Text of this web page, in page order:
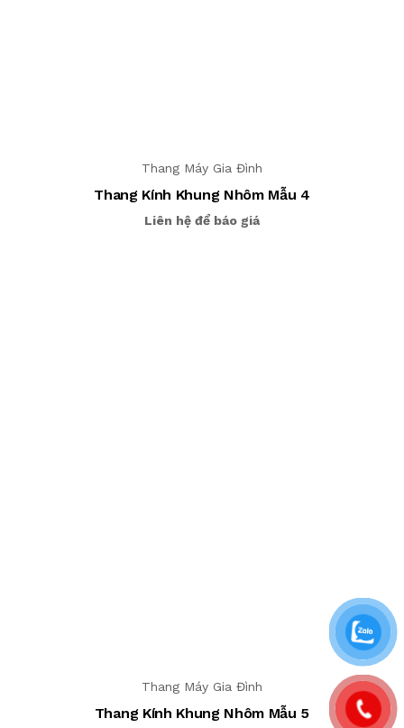
Thang Máy Gia Đình
Thang Kính Khung Nhôm Mẫu 4
Liên hệ để báo giá
Thang Máy Gia Đình
Thang Kính Khung Nhôm Mẫu 5